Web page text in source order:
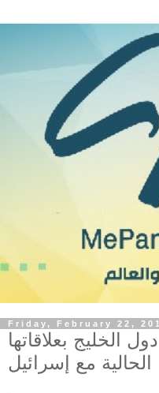
Friday, February 22,
الخليج بعلاقاتها
الحالية مع إسرائيل